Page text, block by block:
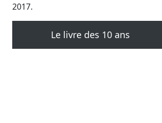
2017.
Le livre des 10 ans